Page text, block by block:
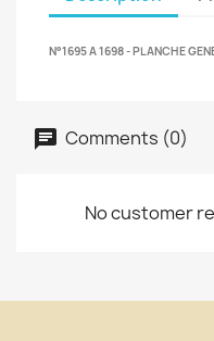
N°1695 A 1698 - PLANCHE
Comments (0)
No customer